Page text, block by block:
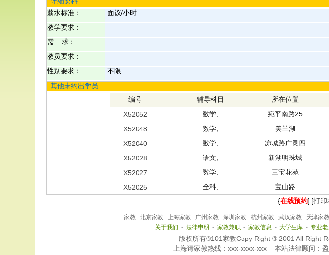
薪水标准：
面议/小时
教学要求：
需 求：
教员要求：
性别要求：
不限
其他未约出学员
编号
辅导科目 所在位置
X52052
数学, 宛平南路25
X52048
数学, 美兰湖
X52040
数学, 凉城路广灵四
X52028
语文, 新湖明珠城
X52027
数学, 三宝花苑
X52025
全科, 宝山路
{在线预约] [打印
家教 北京家教 上海家教 广州家教 深圳家教 杭州家教 武汉家教 天津家教
关于我们 - 法律申明 - 家教兼职 - 家教信息 - 大学生库 - 专业
版权所有®101家教Copy Right ® 2001 All Right
上海请家教热线： xxx-xxxx-xxx 本站法律顾问：